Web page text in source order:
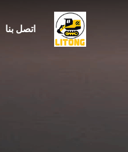
اتصل بنا